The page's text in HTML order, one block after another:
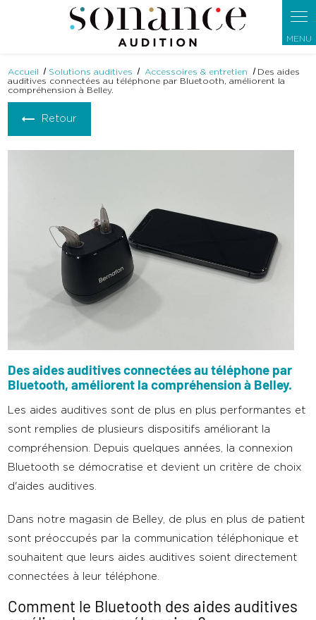
Accueil Solutions auditives Accessoires & entretien
Des aides
auditives connectées au téléphone par Bluetooth, améliorent la
compréhension à Belley.
Retour
Des aides auditives connectées au téléphone par
Bluetooth, améliorent la compréhension à Belley.
Les aides auditives sont de plus en plus performantes et
sont remplies de plusieurs dispositifs améliorant la
compréhension. Depuis quelques années, la connexion
Bluetooth se démocratise et devient un critère de choix
d'aides auditives.
Dans notre magasin de Belley, de plus en plus de patient
sont préoccupés par la communication téléphonique et
souhaitent que leurs aides auditives soient directement
connectées à leur téléphone.
Comment le Bluetooth des aides auditives
Panneau de gestion des cookies